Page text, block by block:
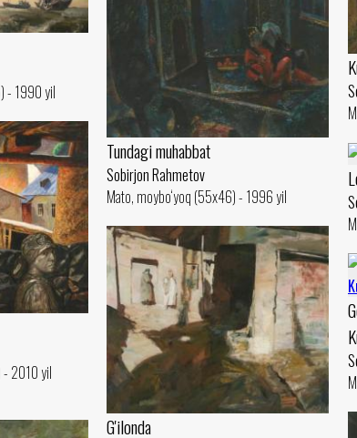
- 1990 yil
Tundagi muhabbat
Sobirjon Rahmetov
Mato, moybo‘yoq (55x46) - 1996 yil
- 2010 yil
G'ilonda